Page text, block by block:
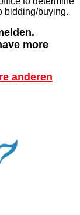
bidding/buying.
more
anderen